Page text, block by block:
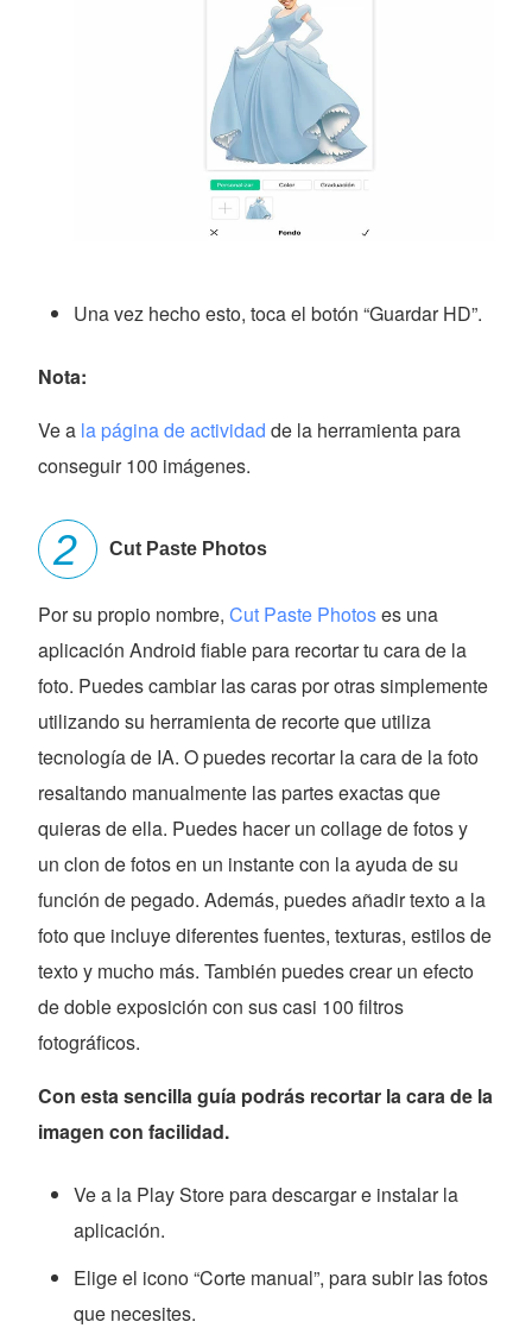
Una vez hecho esto, toca el botón “Guardar HD”.
Nota:
Ve a la página de actividad de la herramienta para
conseguir 100 imágenes.
Cut Paste Photos
Por su propio nombre,Cut Paste Photoses una
aplicación Android fiable para recortar tu cara de la
foto. Puedes cambiar las caras por otras simplemente
utilizando su herramienta de recorte que utiliza
tecnología de IA. O puedes recortar la cara de la foto
resaltando manualmente las partes exactas que
quieras de ella. Puedes hacer un collage de fotos y
un clon de fotos en un instante con la ayuda de su
función de pegado. Además, puedes añadir texto a la
foto que incluye diferentes fuentes, texturas, estilos de
texto y mucho más. También puedes crear un efecto
de doble exposición con sus casi 100 filtros
fotográficos.
Con esta sencilla guía podrás recortar la cara de la
imagen con facilidad.
Ve a la Play Store para descargar e instalar la
aplicación.
Elige el icono “Corte manual”, para subir las fotos
que necesites.